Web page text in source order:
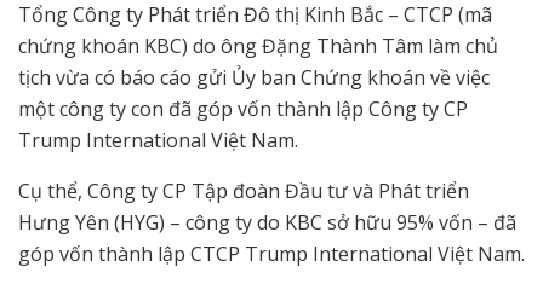
Tổng Công ty Phát triển Đô thị Kinh Bắc – CTCP (mã
chứng khoán KBC) do ông Đặng Thành Tâm làm chủ
tịch vừa có báo cáo gửi Ủy ban Chứng khoán về việc
một công ty con đã góp vốn thành lập Công ty CP
Trump International Việt Nam.
Cụ thể, Công ty CP Tập đoàn Đầu tư và Phát triển
Hưng Yên (HYG) – công ty do KBC sở hữu 95% vốn – đã
góp vốn thành lập CTCP Trump International Việt Nam.